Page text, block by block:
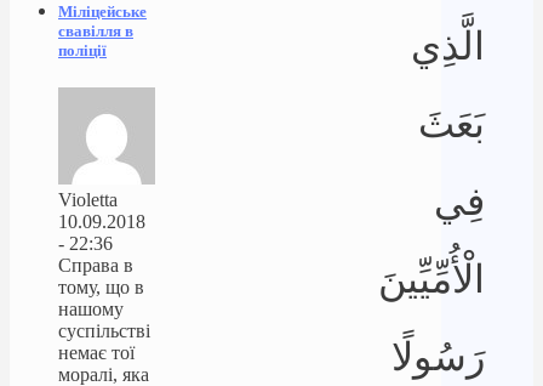
الَّذِي
بَعَثَ
فِي
الْأُمِّيِّينَ
رَسُولًا
Міліцейське
свавілля в
поліції
Violetta
10.09.2018
- 22:36
Справа в
тому, що в
нашому
суспільстві
немає тої
моралі, яка